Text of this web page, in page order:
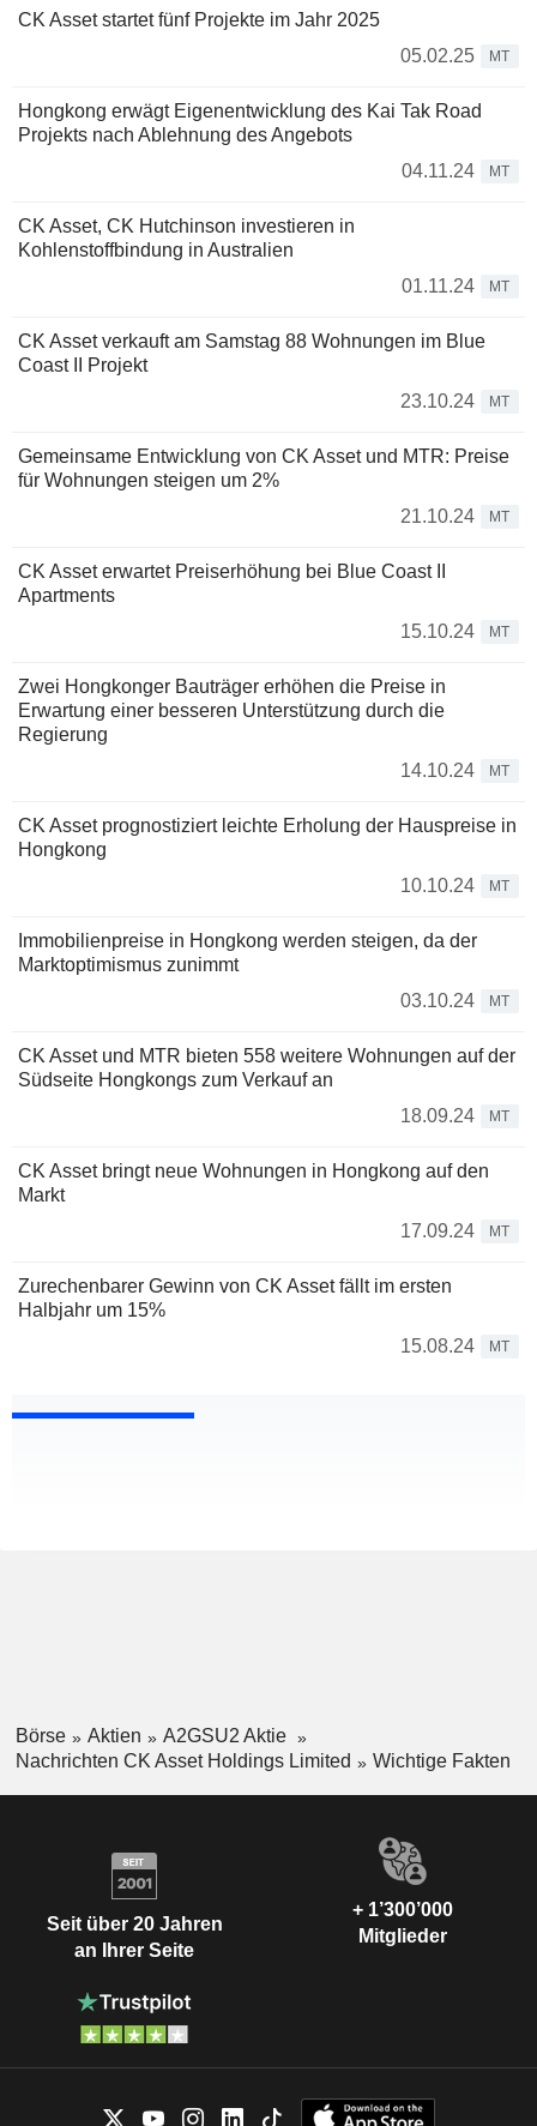
CK Asset startet fünf Projekte im Jahr 2025
05.02.25
MT
Hongkong erwägt Eigenentwicklung des Kai Tak Road
Projekts nach Ablehnung des Angebots
04.11.24
MT
CK Asset, CK Hutchinson investieren in
Kohlenstoffbindung in Australien
01.11.24
MT
CK Asset verkauft am Samstag 88 Wohnungen im Blue
Coast II Projekt
23.10.24
MT
Gemeinsame Entwicklung von CK Asset und MTR: Preise
für Wohnungen steigen um 2%
21.10.24
MT
CK Asset erwartet Preiserhöhung bei Blue Coast II
Apartments
15.10.24
MT
Zwei Hongkonger Bauträger erhöhen die Preise in
Erwartung einer besseren Unterstützung durch die
Regierung
14.10.24
MT
CK Asset prognostiziert leichte Erholung der Hauspreise in
Hongkong
10.10.24
MT
Immobilienpreise in Hongkong werden steigen, da der
Marktoptimismus zunimmt
03.10.24
MT
CK Asset und MTR bieten 558 weitere Wohnungen auf der
Südseite Hongkongs zum Verkauf an
18.09.24
MT
CK Asset bringt neue Wohnungen in Hongkong auf den
Markt
17.09.24
MT
Zurechenbarer Gewinn von CK Asset fällt im ersten
Halbjahr um 15%
15.08.24
MT
Börse Aktien
A2GSU2 Aktie
Nachrichten CK Asset Holdings Limited
Wichtige Fakten
Seit über 20 Jahren
an Ihrer Seite
+ 1’300’000
Mitglieder